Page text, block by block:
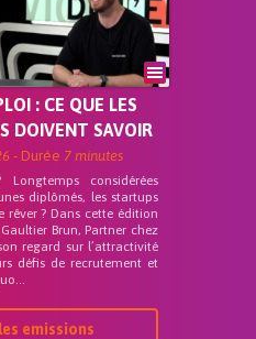
: CE QUE LES
DOIVENT SAVOIR
- Durée 7 minutes
considérées
diplômés, les startups
rêver ? Dans cette édition
Brun, Partner chez
regard sur l’attractivité
défis de recrutement et
emissions